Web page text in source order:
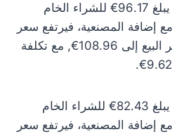
سعر الذهب عيار 21 اليوم يبلغ 96.17€ للشراء الخام
مع إضافة المصنعية، فيرتفع سعر
الشراء إلى 105.78€ وسعر البيع إلى 108.96€, مع تكلفة
سعر الذهب عيار 18 اليوم يبلغ 82.43€ للشراء الخام
مع إضافة المصنعية، فيرتفع سعر